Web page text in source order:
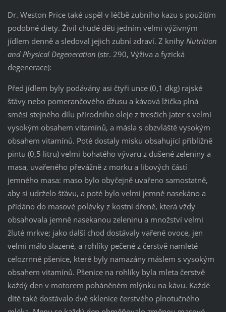
Dr. Weston Price také uspěl v léčbě zubního kazu s použitím
podobné diety. Živil chudé děti jedním velmi výživným
jídlem denně a sledoval jejich zubní zdraví. Z knihy Nutrition
and Physical Degeneration (str. 290, Výživa a fyzická
degenerace):
Před jídlem byly podávány asi čtyři unce (0,1 dkg) rajské
šťávy nebo pomerančového džusu a kávová lžička plná
směsi stejného dílu přírodního oleje z tresčích jater s velmi
vysokým obsahem vitamínů, a másla s obzvláště vysokým
obsahem vitamínů. Poté dostaly misku obsahující přibližně
pintu (0,5 litru) velmi bohatého vývaru z dušené zeleniny a
masa, uvařeného převážně z morku a libových částí
jemného masa: maso bylo obyčejně uvařeno samostatně,
aby si udrželo šťávu, a poté bylo velmi jemně nasekáno a
přidáno do masové polévky z kostní dřeně, která vždy
obsahovala jemně nasekanou zeleninu a množství velmi
žluté mrkve; jako další chod dostávaly vařené ovoce, jen
velmi málo slazené, a rohlíky pečené z čerstvě namleté
celozrnné pšenice, které byly namazány máslem s vysokým
obsahem vitamínů. Pšenice na rohlíky byla mleta čerstvě
každý den v motorem poháněném mlýnku na kávu. Každé
dítě také dostávalo dvě sklenice čerstvého plnotučného